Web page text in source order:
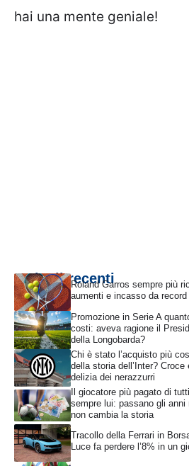
hai una mente geniale!
Articoli recentiRoland Garros sempre più
aumenti e incasso da record
Promozione in Serie A
costi: aveva ragione il
della Longobarda?
Chi è stato l’acquisto più
della storia dell’Inter? Croce
delizia dei nerazzurri
Il giocatore più pagato di
sempre lui: passano gli anni
non cambia la storia
Tracollo della Ferrari in
Luce fa perdere l’8% in un